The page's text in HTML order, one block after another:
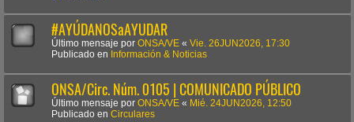
#AYÚDANOSaAYUDAR
Último mensaje por ONSA/VE « Vie. 26JUN2026, 17:30
Publicado en Información & Noticias
ONSA/Circ. Núm. 0105 | COMUNICADO PÚBLICO
Último mensaje por ONSA/VE « Mié. 24JUN2026, 12:50
Publicado en Circulares